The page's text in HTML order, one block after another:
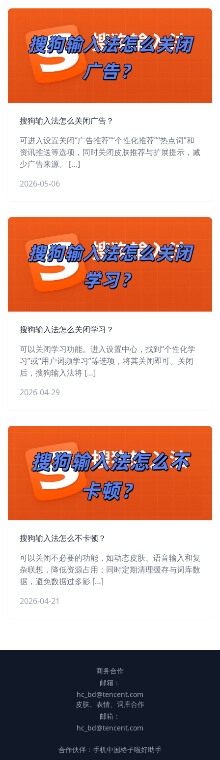
搜狗输入法怎么关闭广告？
可进入设置关闭“广告推荐”“个性化推荐”“热点词”和
资讯推送等选项，同时关闭皮肤推荐与扩展提示，减
少广告来源。 […]
2026-05-06
搜狗输入法怎么关闭学习？
可以关闭学习功能。进入设置中心，找到“个性化学
习”或“用户词频学习”等选项，将其关闭即可。关闭
后，搜狗输入法将 […]
2026-04-29
搜狗输入法怎么不卡顿？
可以关闭不必要的功能，如动态皮肤、语音输入和复
杂联想，降低资源占用；同时定期清理缓存与词库数
据，避免数据过多影 […]
2026-04-21
商务合作
邮箱：
hc_bd@tencent.com
皮肤、表情、词库合作
邮箱：
hc_bd@tencent.com
合作伙伴： 手机中国格子啦好助手